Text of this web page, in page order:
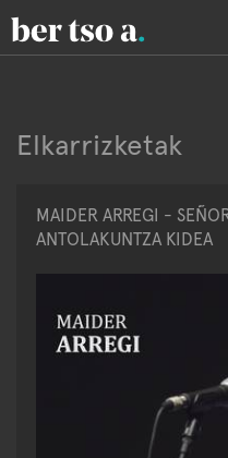
Elkarrizketak
MAIDER ARREGI -
ANTOLAKUNTZA KIDEA